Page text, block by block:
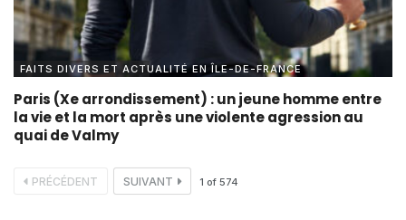
FAITS DIVERS ET ACTUALITÉ EN ÎLE-DE-FRANCE
Paris (Xe arrondissement) : un jeune homme entre
la vie et la mort après une violente agression au
quai de Valmy
PRÉCÉDENT SUIVANT 1 of 574